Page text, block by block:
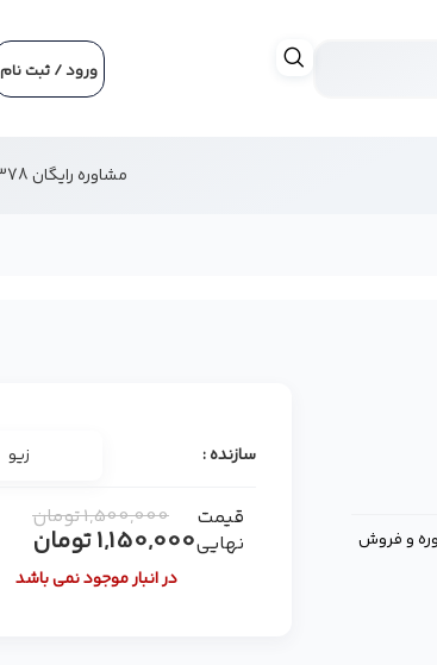
ورود / ثبت نام
مشاوره رایگان 09147232378
و فروش
سازنده : زیو
قیمت
نهایی
1,500,000تومان
1,150,000تومان
در انبار موجود نمی باشد